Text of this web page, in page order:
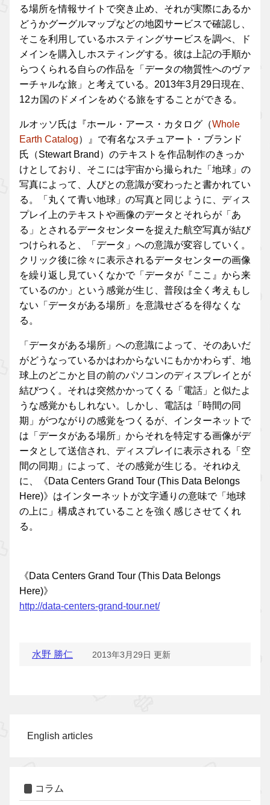
る場所を情報サイトで突き止め、それが実際にあるか
どうかグーグルマップなどの地図サービスで確認し、
そこを利用しているホスティングサービスを調べ、ド
メインを購入しホスティングする。彼は上記の手順か
らつくられる自らの作品を「データの物質性へのヴァ
ーチャルな旅」と考えている。2013年3月29日現在、
12カ国のドメインをめぐる旅をすることができる。
ルオッソ氏は『ホール・アース・カタログ（Whole
Earth Catalog）』で有名なスチュアート・ブランド
氏（Stewart Brand）のテキストを作品制作のきっか
けとしており、そこには宇宙から撮られた「地球」の
写真によって、人びとの意識が変わったと書かれてい
る。「丸くて青い地球」の写真と同じように、ディス
プレイ上のテキストや画像のデータとそれらが「あ
る」とされるデータセンターを捉えた航空写真が結び
つけられると、「データ」への意識が変容していく。
クリック後に徐々に表示されるデータセンターの画像
を繰り返し見ていくなかで「データが『ここ』から来
ているのか」という感覚が生じ、普段は全く考えもし
ない「データがある場所」を意識せざるを得なくな
る。
「データがある場所」への意識によって、そのあいだ
がどうなっているかはわからないにもかかわらず、地
球上のどこかと目の前のパソコンのディスプレイとが
結びつく。それは突然かかってくる「電話」と似たよ
うな感覚かもしれない。しかし、電話は「時間の同
期」がつながりの感覚をつくるが、インターネットで
は「データがある場所」からそれを特定する画像がデ
ータとして送信され、ディスプレイに表示される「空
間の同期」によって、その感覚が生じる。それゆえ
に、《Data Centers Grand Tour (This Data Belongs
Here)》はインターネットが文字通りの意味で「地球
の上に」構成されていることを強く感じさせてくれ
る。
《Data Centers Grand Tour (This Data Belongs
Here)》
http://data-centers-grand-tour.net/
水野 勝仁 2013年3月29日 更新
English articles
コラム